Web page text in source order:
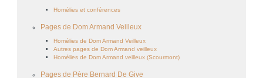
Homélies et conférences
Pages de Dom Armand Veilleux
Homélies de Dom Armand Veilleux
Autres pages de Dom Armand veilleux
Homélies de Dom Armand veilleux (Scourmont)
Pages de Père Bernard De Give